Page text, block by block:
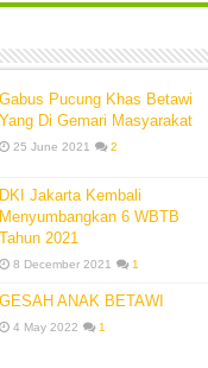
Gabus Pucung Khas Betawi
Yang Di Gemari Masyarakat
25 June 2021 2
DKI Jakarta Kembali
Menyumbangkan 6 WBTB
Tahun 2021
8 December 2021 1
GESAH ANAK BETAWI
4 May 2022 1